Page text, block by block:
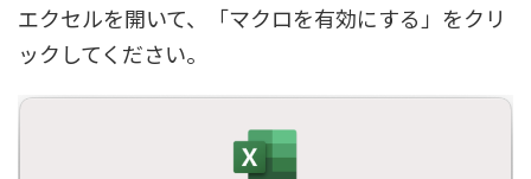
エクセルを開いて、「マクロを有効にする」をクリ
ックしてください。